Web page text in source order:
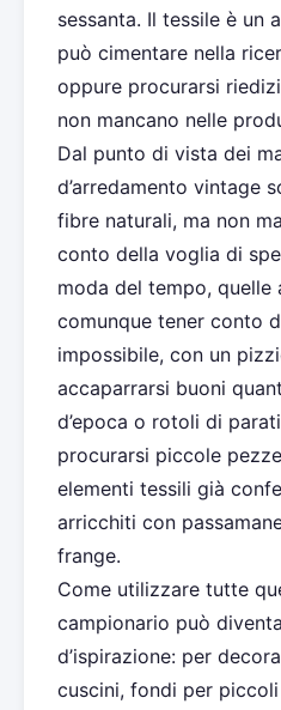
sessanta. Il tessile è un
può cimentare nella
oppure procurarsi
non mancano nelle
Dal punto di vista dei
d’arredamento vintage
fibre naturali, ma non
conto della voglia di
moda del tempo, quelle
comunque tener conto
impossibile, con un
accaparrarsi buoni
d’epoca o rotoli di
procurarsi piccole
elementi tessili già
arricchiti con
frange.
Come utilizzare tutte
campionario può
d’ispirazione: per
cuscini, fondi per